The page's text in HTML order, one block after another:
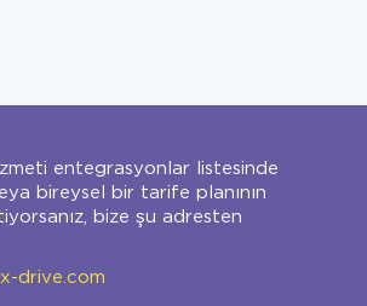
entegrasyonlar listesinde
bireysel bir tarife planının
bize şu adresten
drive.com